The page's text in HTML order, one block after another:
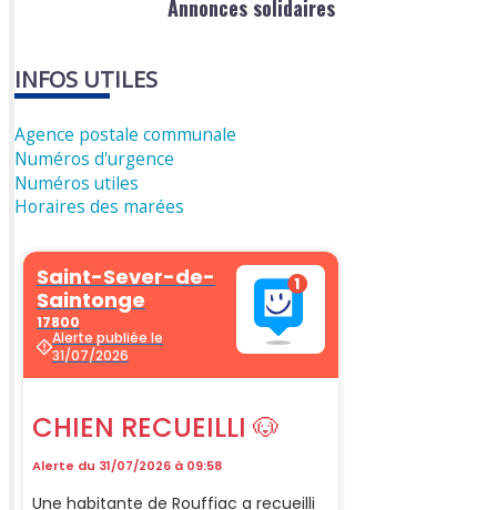
Annonces solidaires
INFOS UTILES
Agence postale communale
Numéros d'urgence
Numéros utiles
Horaires des marées